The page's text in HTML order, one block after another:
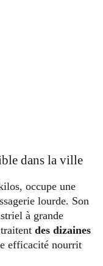
dans la ville
occupe une
lourde. Son
à grande
des dizaines
efficacité nourrit